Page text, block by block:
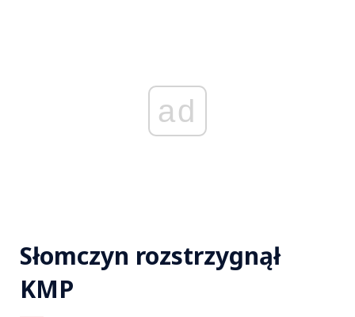
ad
Słomczyn rozstrzygnął
KMP